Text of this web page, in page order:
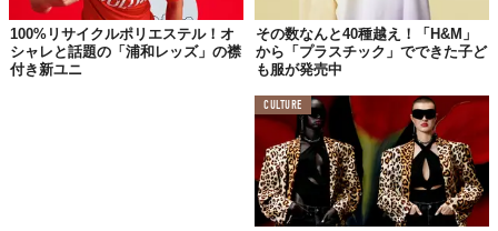
Top image: © パタゴニア日本支社
TABI LABO
この世界は、もっと広いはずだ。
100%リサイクルポリエステル！オ
シャレと話題の「浦和レッズ」の襟
付き新ユニ
その数なんと40種越え！「H&M」
から「プラスチック」でできた子ど
も服が発売中
CULTURE